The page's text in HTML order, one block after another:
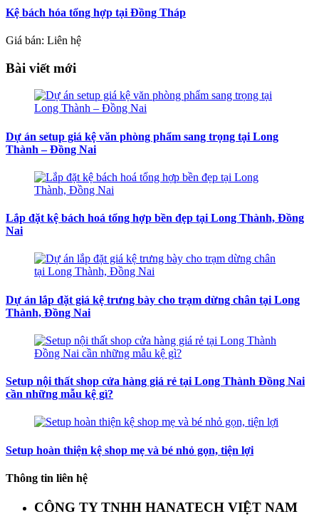
Kệ bách hóa tổng hợp tại Đồng Tháp
Giá bán: Liên hệ
Bài viết mới
Dự án setup giá kệ văn phòng phẩm sang trọng tại Long
Thành – Đồng Nai
Lắp đặt kệ bách hoá tổng hợp bền đẹp tại Long Thành, Đồng
Nai
Dự án lắp đặt giá kệ trưng bày cho trạm dừng chân tại Long
Thành, Đồng Nai
Setup nội thất shop cửa hàng giá rẻ tại Long Thành Đồng Nai
cần những mẫu kệ gì?
Setup hoàn thiện kệ shop mẹ và bé nhỏ gọn, tiện lợi
Thông tin liên hệ
CÔNG TY TNHH HANATECH VIỆT NAM